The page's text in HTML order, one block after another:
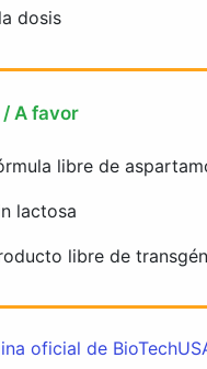
dosis
/ A favor
libre de
lactosa
libre de
oficial de